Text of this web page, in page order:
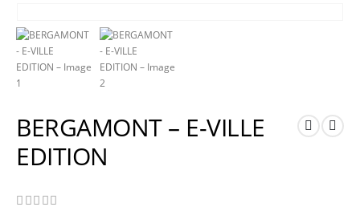
BERGAMONT – E-VILLE
EDITION